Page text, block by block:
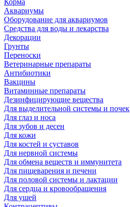
Корма
Аквариумы
Оборудование для аквариумов
Средства для воды и лекарства
Декорации
Грунты
Переноски
Ветеринарные препараты
Антибиотики
Вакцины
Витаминные препараты
Дезинфицирующие вещества
Для выделительной системы и почек
Для глаз и носа
Для зубов и десен
Для кожи
Для костей и суставов
Для нервной системы
Для обмена веществ и иммунитета
Для пищеварения и печени
Для половой системы и лактации
Для сердца и кровообращения
Для ушей